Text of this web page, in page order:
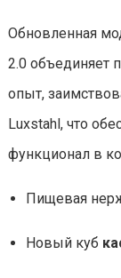
Обновленная
2.0 объединяет
опыт,
Luxstahl, что
функционал в
Пищевая
Новый куб